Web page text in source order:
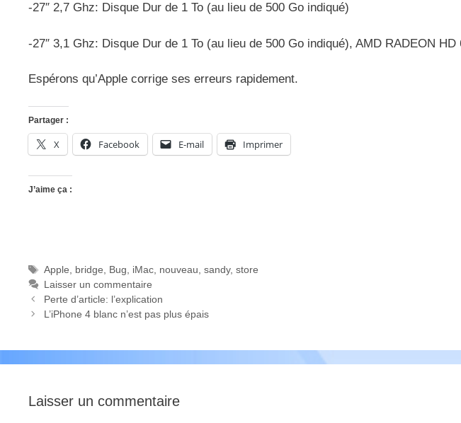
-27″ 2,7 Ghz: Disque Dur de 1 To (au lieu de 500 Go indiqué)
-27″ 3,1 Ghz: Disque Dur de 1 To (au lieu de 500 Go indiqué), AMD RADEON
Espérons qu’Apple corrige ses erreurs rapidement.
Partager :
X Facebook E-mail Imprimer
J’aime ça :
Étiquettes
Apple bridge Bug iMac, nouveau sandy, store
Laisser un commentaire
Perte d’article: l’explication
L’iPhone 4 blanc n’est pas plus épais
Laisser un commentaire